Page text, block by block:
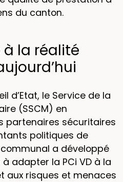
du canton.
la réalité
d’Etat, le Service de la
(SSCM) en
partenaires sécuritaires
politiques de
a développé
adapter la PCi VD à la
aux risques et menaces